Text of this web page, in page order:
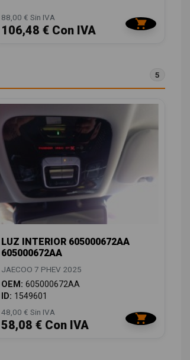
88,00 € Sin IVA
106,48 € Con IVA
5
LUZ INTERIOR 605000672AA
605000672AA
JAECOO 7 PHEV 2025
OEM: 605000672AA
ID: 1549601
48,00 € Sin IVA
58,08 € Con IVA